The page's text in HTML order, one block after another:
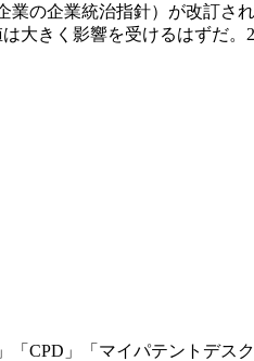
の企業統治指針）が改訂
大きく影響を受けるはずだ
CPD」「マイパテントデス